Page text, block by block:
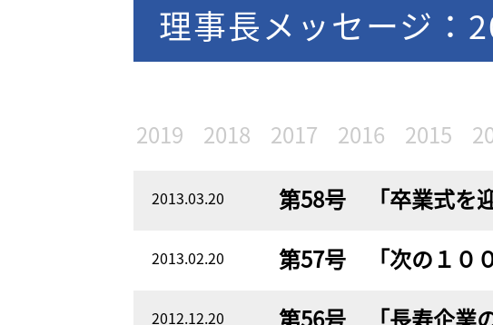
理事長メッセージ：
2019 2018 2017 2016 2015
2013.03.20 第58号 「卒業式を迎
2013.02.20 第57号 「次の１０
2012.12.20